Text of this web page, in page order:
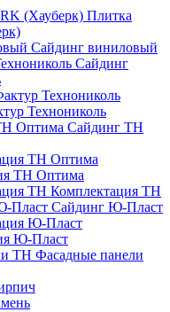
Плитка
Сайдинг виниловый
Сайдинг
Технониколь
Сайдинг ТН
ТН Оптима
Комплектация ТН
Сайдинг Ю-Пласт
Ю-Пласт
Фасадные панели